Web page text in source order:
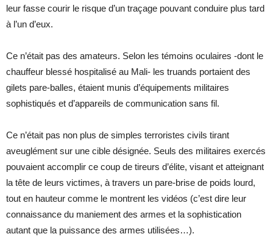
leur fasse courir le risque d’un traçage pouvant conduire plus tard
à l’un d’eux.
Ce n’était pas des amateurs. Selon les témoins oculaires -dont le
chauffeur blessé hospitalisé au Mali- les truands portaient des
gilets pare-balles, étaient munis d’équipements militaires
sophistiqués et d’appareils de communication sans fil.
Ce n’était pas non plus de simples terroristes civils tirant
aveuglément sur une cible désignée. Seuls des militaires exercés
pouvaient accomplir ce coup de tireurs d’élite, visant et atteignant
la tête de leurs victimes, à travers un pare-brise de poids lourd,
tout en hauteur comme le montrent les vidéos (c’est dire leur
connaissance du maniement des armes et la sophistication
autant que la puissance des armes utilisées…).